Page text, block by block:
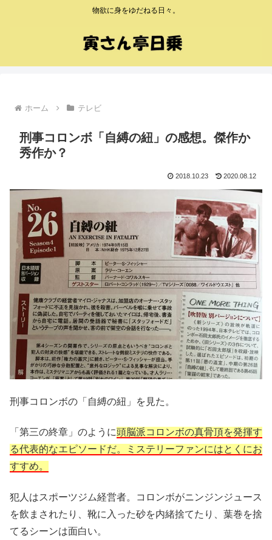
物欲に身をゆだねる日々。
ホーム テレビ
刑事コロンボ「自縛の紐」の感想。傑作か
秀作か？
2018.10.23 2020.08.12
刑事コロンボの「自縛の紐」を見た。
「第三の終章」のように頭脳派コロンボの真骨頂を発揮す
る代表的なエピソードだ。ミステリーファンにはとくにお
すすめ。
犯人はスポーツジム経営者。コロンボがニンジンジュース
を飲まされたり、靴に入った砂を内緒捨てたり、葉巻を捨
てるシーンは面白い。